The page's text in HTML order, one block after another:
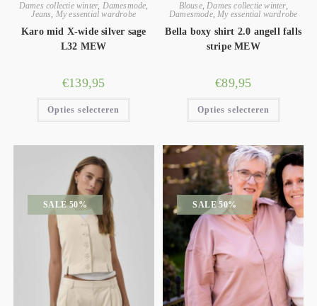
Dames collectie winter, Damesmode,
Jeans, My essential wardrobe
Karo mid X-wide silver sage
L32 MEW
€139,95
Opties selecteren
Blouse,Dames collectie winter,
Damesmode,My essential wardrobe
Bella boxy shirt 2.0 angell falls
stripe MEW
€89,95
Opties selecteren
SALE 50% SALE 50%